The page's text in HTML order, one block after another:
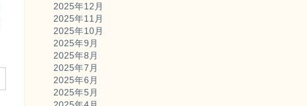
2025年12月
2025年11月
2025年10月
2025年9月
2025年8月
2025年7月
2025年6月
2025年5月